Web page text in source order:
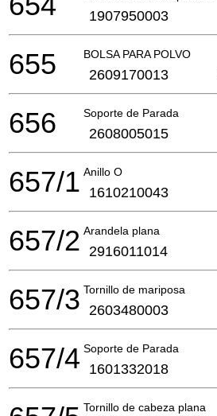
1907950003
BOLSA PARA POLVO
655 2609170013
Soporte de Parada
656 2608005015
Anillo O
657/1 1610210043
Arandela plana
657/2 2916011014
Tornillo de mariposa
657/3 2603480003
Soporte de Parada
657/4 1601332018
Tornillo de cabeza plana